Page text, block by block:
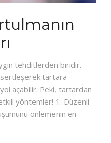
tehditlerden biridir.
tartara
açabilir. Peki, tartardan
yöntemler! 1. Düzenli
önlemenin en